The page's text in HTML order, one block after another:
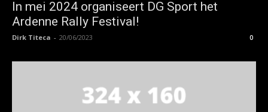
In mei 2024 organiseert DG Sport het
Ardenne Rally Festival!
Dirk Titeca - 20/06/2023 0